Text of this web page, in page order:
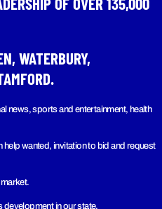
WATERBURY,
news, sports and entertainment, health
help wanted, invitation to bid and request
development in our state.